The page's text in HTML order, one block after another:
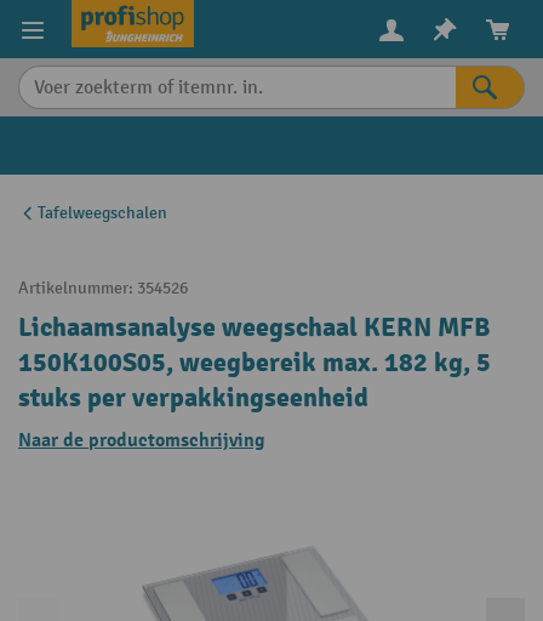
content
Tafelweegschalen
Artikelnummer: 354526
Lichaamsanalyse weegschaal KERN MFB
150K100S05, weegbereik max. 182 kg, 5
stuks per verpakkingseenheid
Naar de productomschrijving